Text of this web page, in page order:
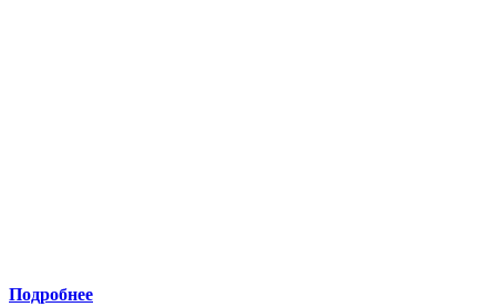
Подробнее